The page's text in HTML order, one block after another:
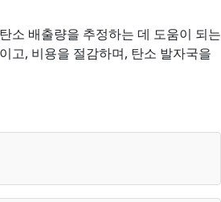
소 배출량을 추정하는 데 도움이 되는
고, 비용을 절감하며, 탄소 발자국을